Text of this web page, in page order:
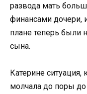
развода мать
финансами дочери,
плане теперь были
сына.
Катерине ситуация,
молчала до поры